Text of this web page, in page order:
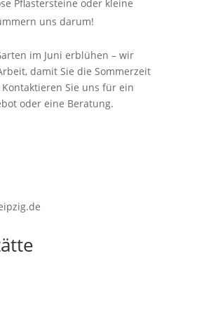
Pflastersteine oder kleine
uns darum!
im Juni erblühen – wir
damit Sie die Sommerzeit
Sie uns für ein
oder eine Beratung.